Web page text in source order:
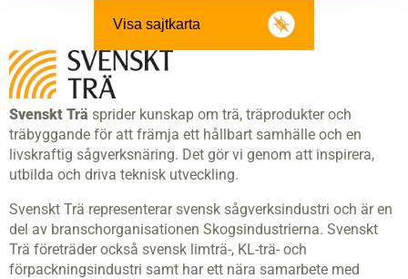
Visa sajtkarta
Svenskt Trä sprider kunskap om trä, träprodukter och
träbyggande för att främja ett hållbart samhälle och en
livskraftig sågverksnäring. Det gör vi genom att inspirera,
utbilda och driva teknisk utveckling.
Svenskt Trä representerar svensk sågverksindustri och är en
del av branschorganisationen Skogsindustrierna. Svenskt
Trä företräder också svensk limträ-, KL-trä- och
förpackningsindustri samt har ett nära samarbete med